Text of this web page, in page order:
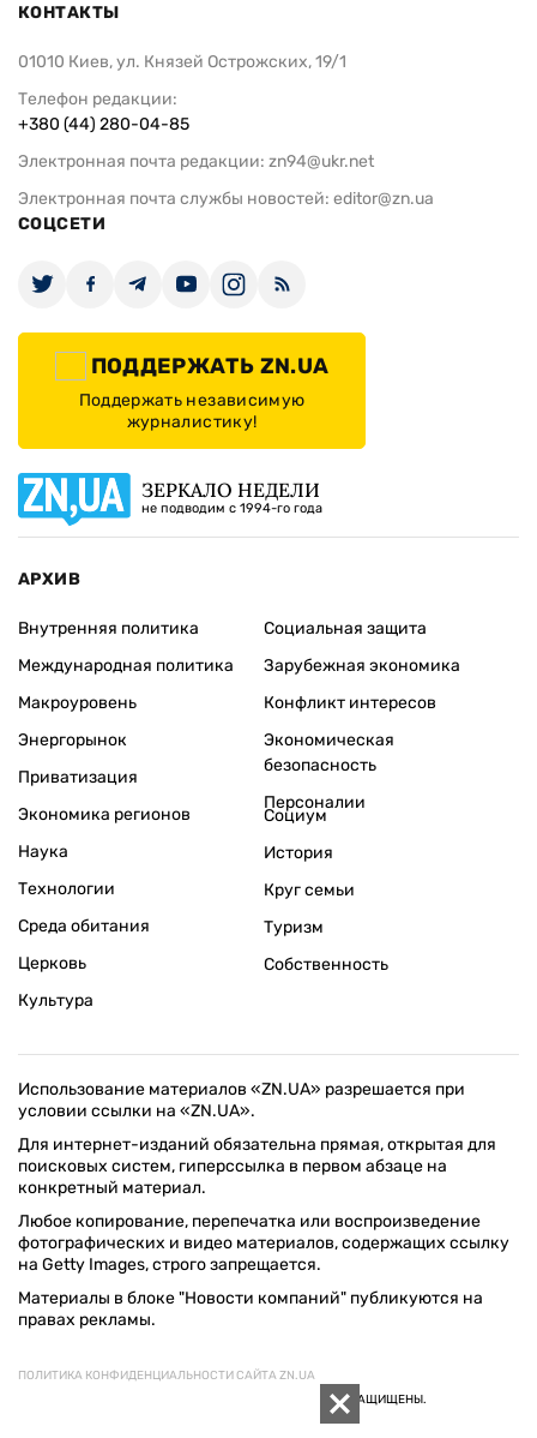
КОНТАКТЫ
01010 Киев, ул. Князей Острожских, 19/1
Телефон редакции:
+380 (44) 280-04-85
Электронная почта редакции: zn94@ukr.net
Электронная почта службы новостей: editor@zn.ua
СОЦСЕТИ
ПОДДЕРЖАТЬ ZN.UA
Поддержать независимую
журналистику!
ЗЕРКАЛО НЕДЕЛИ
не подводим с 1994-го года
АРХИВ
Внутренняя политика
Международная политика
Макроуровень
Энергорынок
Приватизация
Экономика регионов
Социальная защита
Зарубежная экономика
Конфликт интересов
Экономическая
безопасность
Персоналии
Наука
Технологии
Среда обитания
Церковь
Культура
Социум
История
Круг семьи
Туризм
Собственность
Использование материалов «ZN.UA» разрешается при
условии ссылки на «ZN.UA».
Для интернет-изданий обязательна прямая, открытая для
поисковых систем, гиперссылка в первом абзаце на
конкретный материал.
Любое копирование, перепечатка или воспроизведение
фотографических и видео материалов, содержащих ссылку
на Getty Images, строго запрещается.
Материалы в блоке "Новости компаний" публикуются на
правах рекламы.
ПОЛИТИКА КОНФИДЕНЦИАЛЬНОСТИ САЙТА ZN.UA
© 1994–2026 «ЗЕРКАЛО НЕДЕЛИ. УКРАИНА». ВСЕ ПРАВА ЗАЩИЩЕНЫ.